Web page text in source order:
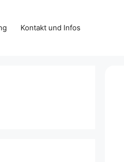
Kontakt und Infos